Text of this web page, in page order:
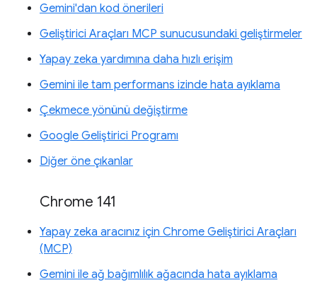
Gemini'dan kod önerileri
Geliştirici Araçları MCP sunucusundaki geliştirmeler
Yapay zeka yardımına daha hızlı erişim
Gemini ile tam performans izinde hata ayıklama
Çekmece yönünü değiştirme
Google Geliştirici Programı
Diğer öne çıkanlar
Chrome 141
Yapay zeka aracınız için Chrome Geliştirici Araçları
(MCP)
Gemini ile ağ bağımlılık ağacında hata ayıklama